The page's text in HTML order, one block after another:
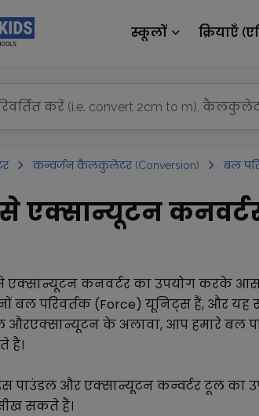
स्कूलों क्रियाएँ
कन्वर्जन कैलकुलेटर (Conversion) बल
एक्सान्यूटन
एक्सान्यूटनकनवर्टर का उपयोग करके
बल परिवर्तक (Force) यूनिट्स हैं, और यह
औरएक्सान्यूटनके अलावा, आप हमारेबल
हैं।
पाउंडल औरएक्सान्यूटनकन्वर्टर टूल का
सीख सकते हैं।